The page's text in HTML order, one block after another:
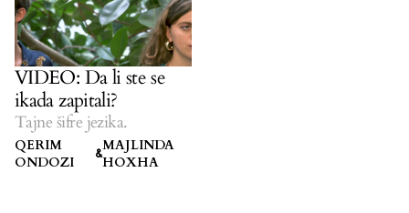
VIDEO: Da li ste se
ikada zapitali?
Tajne šifre jezika.
QERIM
ONDOZI
&MAJLINDA
HOXHA